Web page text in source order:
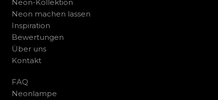
Neon-Kollektion
Neon machen lassen
Inspiration
Bewertungen
Über uns
Kontakt
FAQ
Neonlampe